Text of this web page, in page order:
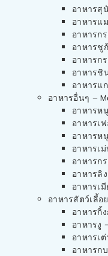
อาหารสุ
อาหารแ
อาหารก
อาหารชู
อาหารก
อาหารชิ
อาหารแ
อาหารอื่นๆ –
อาหารห
อาหารเ
อาหารห
อาหารเ
อาหารก
อาหารลิ
อาหารเ
อาหารสัตว์เลี้อ
อาหารกิ้
อาหารงู
อาหารเ
อาหารก